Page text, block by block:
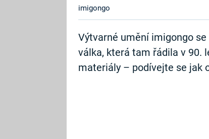
imigongo
Výtvarné umění imigongo
válka, která tam řádila v 90.
materiály – podívejte se jak